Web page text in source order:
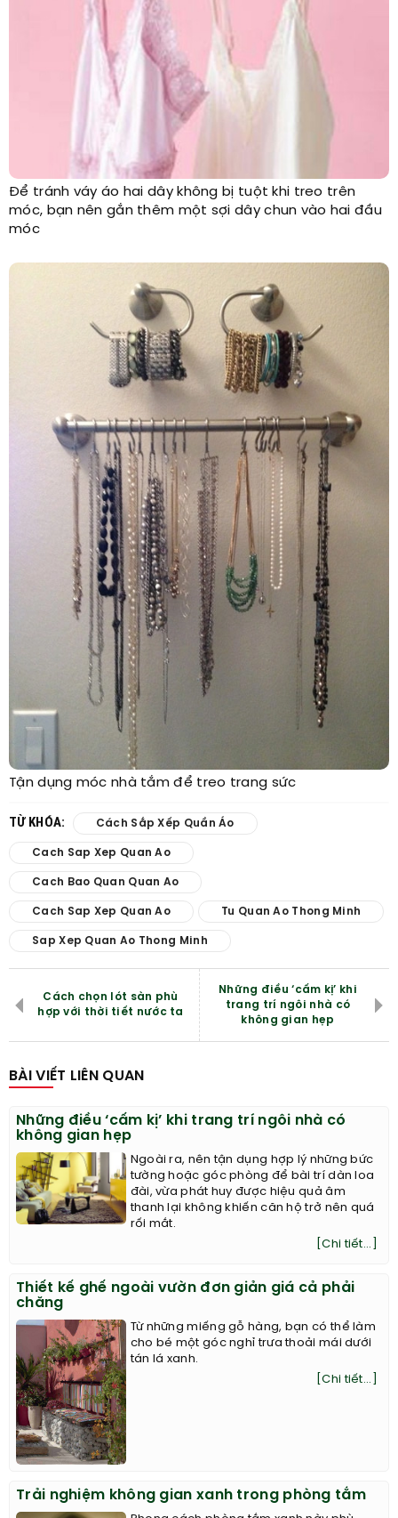
Để tránh váy áo hai dây không bị tuột khi treo trên
móc, bạn nên gắn thêm một sợi dây chun vào hai đầu
móc
Tận dụng móc nhà tắm để treo trang sức
TỪ KHÓA: Cách Sắp Xếp Quần Áo
Cach Sap Xep Quan Ao
Cach Bao Quan Quan Ao
Cach Sap Xep Quan Ao Tu Quan Ao Thong Minh
Sap Xep Quan Ao Thong Minh
Cách chọn lót sàn phù
hợp với thời tiết nước ta
Những điều ‘cấm kị’ khi
trang trí ngôi nhà có
không gian hẹp
BÀI VIẾT LIÊN QUAN
Những điều ‘cấm kị’ khi trang trí ngôi nhà có
không gian hẹp
Ngoài ra, nên tận dụng hợp lý những bức
tường hoặc góc phòng để bài trí dàn loa
đài, vừa phát huy được hiệu quả âm
thanh lại không khiến căn hộ trở nên quá
rối mắt.
[Chi tiết...]
Thiết kế ghế ngoài vườn đơn giản giá cả phải
chăng
Từ những miếng gỗ hàng, bạn có thể làm
cho bé một góc nghỉ trưa thoải mái dưới
tán lá xanh.
[Chi tiết...]
Trải nghiệm không gian xanh trong phòng tắm